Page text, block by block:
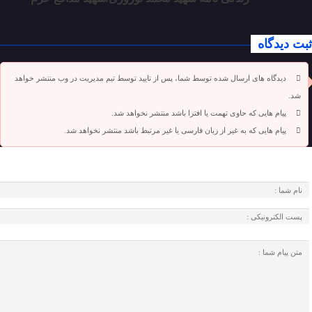
ثبت دیدگاه
دیدگاه های ارسال شده توسط شما، پس از تایید توسط تیم مدیریت در وب منتشر خواهد
شد.
پیام هایی که حاوی تهمت یا افترا باشد منتشر نخواهد شد.
پیام هایی که به غیر از زبان فارسی یا غیر مرتبط باشد منتشر نخواهد شد.